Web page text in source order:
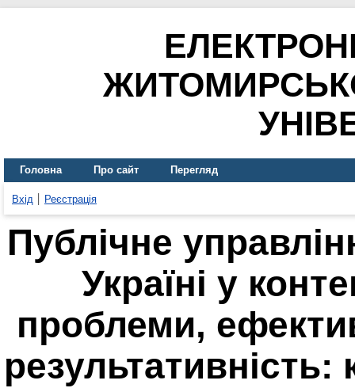
Головна Про сайт Перегляд
Вхід Реєстрація
Публічне
Україні у
проблеми,